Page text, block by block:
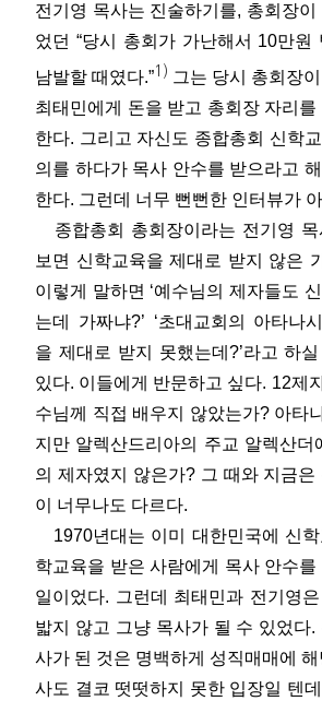
전기영 목사는 진술하기를, 총회장이
었던 “당시 총회가 가난해서 10만원
남발할 때였다.”1) 그는 당시 총회장
최태민에게 돈을 받고 총회장 자리를
한다. 그리고 자신도 종합총회 신학
의를 하다가 목사 안수를 받으라고
한다. 그런데 너무 뻔뻔한 인터뷰가
종합총회 총회장이라는 전기영 목
보면 신학교육을 제대로 받지 않은
이렇게 말하면 ‘예수님의 제자들도
는데 가짜냐?’ ‘초대교회의 아타나
을 제대로 받지 못했는데?’라고 하실
있다. 이들에게 반문하고 싶다. 12제
수님께 직접 배우지 않았는가? 아타
지만 알렉산드리아의 주교 알렉산더
의 제자였지 않은가? 그 때와 지금은
이 너무나도 다르다.
1970년대는 이미 대한민국에 신학
학교육을 받은 사람에게 목사 안수
일이었다. 그런데 최태민과 전기영
밟지 않고 그냥 목사가 될 수 있었다.
사가 된 것은 명백하게 성직매매에
사도 결코 떳떳하지 못한 입장일 텐